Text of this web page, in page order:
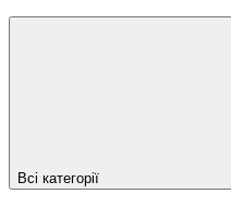
Всі категорії